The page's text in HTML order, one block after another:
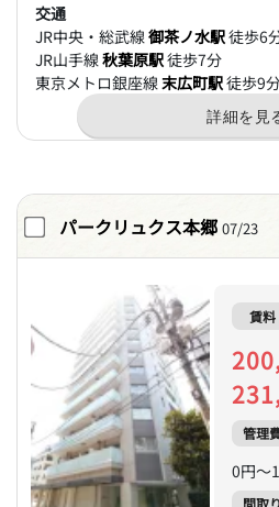
交通
JR中央・総武線御茶ノ水駅徒歩6
JR山手線秋葉原駅徒歩7分
東京メトロ銀座線末広町駅徒歩9
パークリュクス本郷 07/23
賃料
管理
0円～